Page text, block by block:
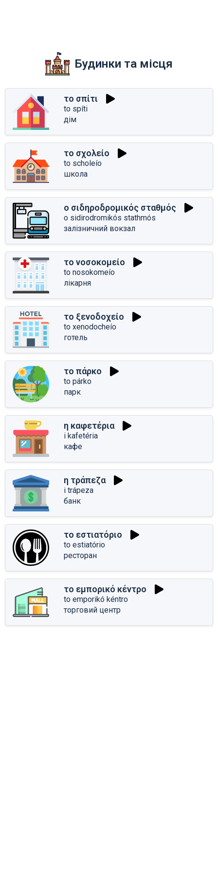
Будинки та місця
το σπίτι
to spíti
дім
το σχολείο
to scholeío
школа
ο σιδηροδρομικός σταθμός
o sidirodromikós stathmós
залізничний вокзал
το νοσοκομείο
to nosokomeío
лікарня
το ξενοδοχείο
to xenodocheío
готель
το πάρκο
to párko
парк
η καφετέρια
i kafetéria
кафе
η τράπεζα
i trápeza
банк
το εστιατόριο
to estiatório
ресторан
το εμπορικό κέντρο
to emporikó kéntro
торговий центр